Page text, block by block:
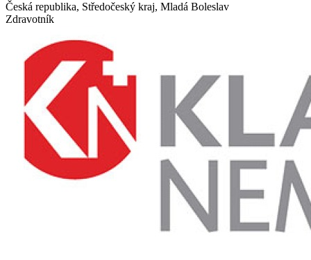
Česká republika, Středočeský kraj, Mladá Boleslav
Zdravotník